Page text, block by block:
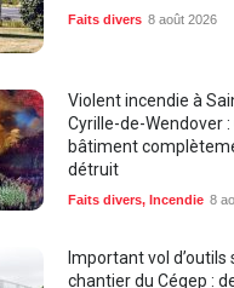
Faits divers 8 août 2026
Violent incendie à
Cyrille-de-Wendover :
bâtiment
détruit
Faits divers, Incendie 8
Important vol d’outils
chantier du Cégep :